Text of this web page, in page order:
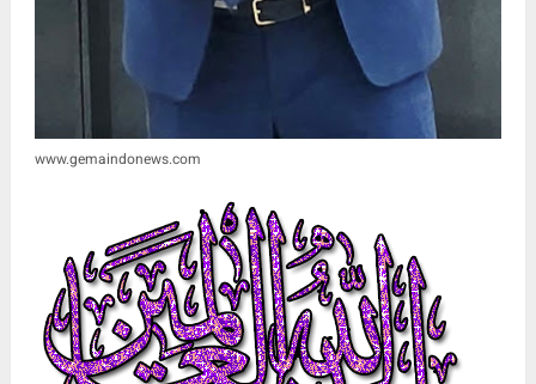
www.gemaindonews.com